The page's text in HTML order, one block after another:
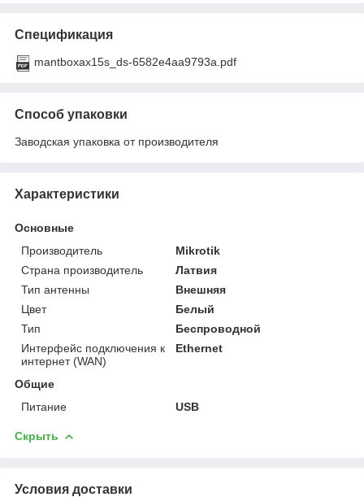
Спецификация
mantboxax15s_ds-6582e4aa9793a.pdf
Способ упаковки
Заводская упаковка от производителя
Характеристики
Основные
Производитель
Mikrotik
Страна производитель
Латвия
Тип антенны
Внешняя
Цвет
Белый
Тип
Беспроводной
Интерфейс подключения к
интернет (WAN)
Ethernet
Общие
Питание
USB
Скрыть
Условия доставки